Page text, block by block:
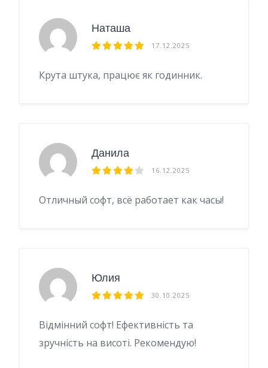
Наташа
17.12.2025
Крута штука, працює як годинник.
Данила
16.12.2025
Отличный софт, всё работает как часы!
Юлия
30.10.2025
Відмінний софт! Ефективність та
зручність на висоті. Рекомендую!